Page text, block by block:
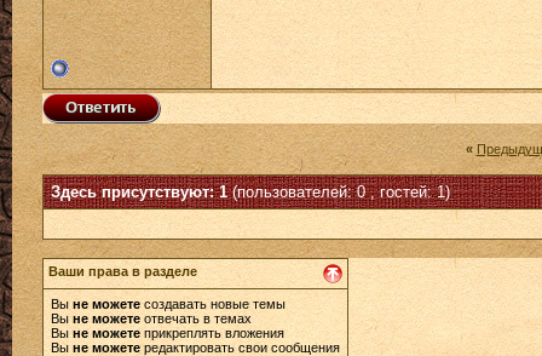
«
Здесь присутствуют: 1(пользователей: 0 , гостей: 1)
Ваши права в разделе
Вы не можете создавать новые темы
Выне можете отвечать в темах
Выне можете прикреплять вложения
Вы не можетередактировать свои сообщения